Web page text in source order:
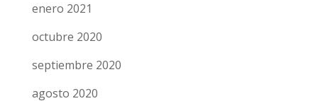
enero 2021
octubre 2020
septiembre 2020
agosto 2020